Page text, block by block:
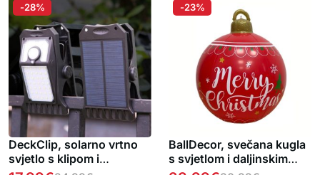
DeckClip, solarno vrtno
svjetlo s klipom i
-28%
BallDecor, svečana kugla
s svjetlom i daljinskim
-23%